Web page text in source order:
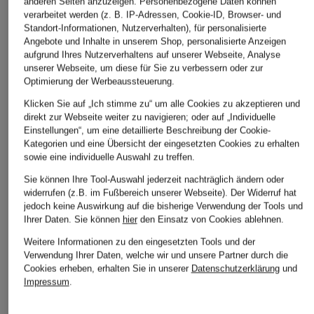
DIGEL
verarbeitet werden (z. B. IP-Adressen, Cookie-ID, Browser- und
Standort-Informationen, Nutzerverhalten), für personalisierte
Angebote und Inhalte in unserem Shop, personalisierte Anzeigen
aufgrund Ihres Nutzerverhaltens auf unserer Webseite, Analyse
unserer Webseite, um diese für Sie zu verbessern oder zur
Optimierung der Werbeaussteuerung.
Klicken Sie auf „Ich stimme zu“ um alle Cookies zu akzeptieren und
direkt zur Webseite weiter zu navigieren; oder auf „Individuelle
Einstellungen“, um eine detaillierte Beschreibung der Cookie-
Kategorien und eine Übersicht der eingesetzten Cookies zu erhalten
sowie eine individuelle Auswahl zu treffen.
Sie können Ihre Tool-Auswahl jederzeit nachträglich ändern oder
widerrufen (z.B. im Fußbereich unserer Webseite). Der Widerruf hat
jedoch keine Auswirkung auf die bisherige Verwendung der Tools und
Ihrer Daten. Sie können hierden Einsatz von Cookies ablehnen.
Weitere Informationen zu den eingesetzten Tools und der
Verwendung Ihrer Daten, welche wir und unsere Partner durch die
Cookies erheben, erhalten Sie in unserer Datenschutzerklärungund
Impressum.